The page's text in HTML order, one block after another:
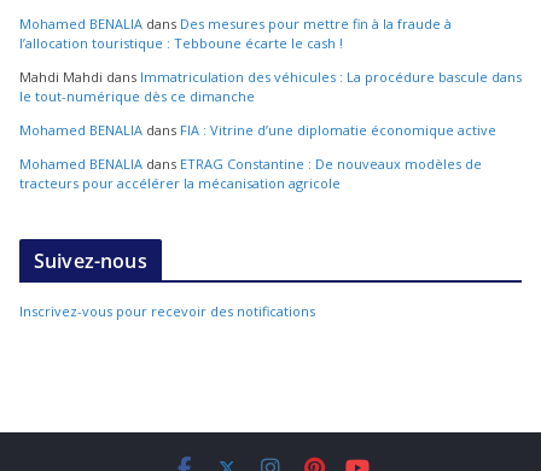
Mohamed BENALIA dans Des mesures pour mettre fin à la fraude à
l’allocation touristique : Tebboune écarte le cash !
Mahdi Mahdi dans Immatriculation des véhicules : La procédure bascule dans
le tout-numérique dès ce dimanche
Mohamed BENALIA dans FIA : Vitrine d’une diplomatie économique active
Mohamed BENALIA dans ETRAG Constantine : De nouveaux modèles de
tracteurs pour accélérer la mécanisation agricole
Suivez-nous
Inscrivez-vous pour recevoir des notifications